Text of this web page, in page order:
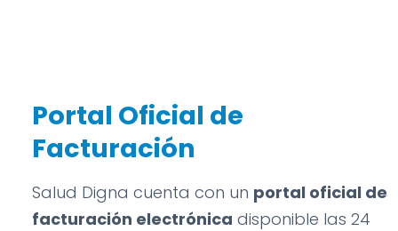
Portal Oficial de
Facturación
Salud Digna cuenta con un portal oficial de
facturación electrónica disponible las 24